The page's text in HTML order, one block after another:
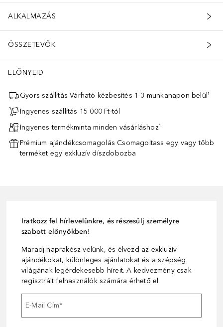
ALKALMAZÁS
ÖSSZETEVŐK
ELŐNYEID
Gyors szállítás Várható kézbesítés 1-3 munkanapon belül¹
Ingyenes szállítás 15 000 Ft-tól
Ingyenes termékminta minden vásárláshoz¹
Prémium ajándékcsomagolás Csomagoltass egy vagy több
terméket egy exkluzív díszdobozba
Iratkozz fel hírlevelünkre, és részesülj személyre
szabott előnyökben!
Maradj naprakész velünk, és élvezd az exkluzív
ajándékokat, különleges ajánlatokat és a szépség
világának legérdekesebb híreit. A kedvezmény csak
regisztrált felhasználók számára érhető el.
E-Mail Cím*